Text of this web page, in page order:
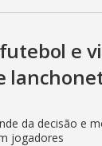
e
da decisão e
jogadores